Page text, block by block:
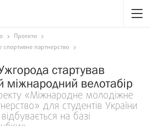
Проєкти
партнерство
стартував
міжнародний велотабір
«Міжнародне молодіжне
для студентів України
на базі